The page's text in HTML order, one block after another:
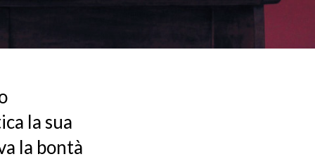
la sua
la bontà